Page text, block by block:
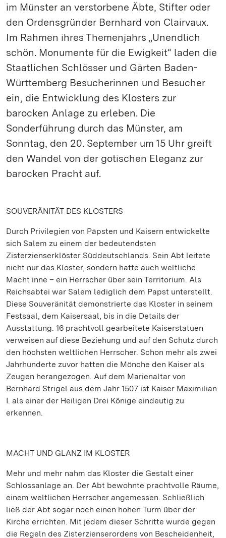
im Münster an verstorbene Äbte, Stifter oder
den Ordensgründer Bernhard von Clairvaux.
Im Rahmen ihres Themenjahrs „Unendlich
schön. Monumente für die Ewigkeit“ laden die
Staatlichen Schlösser und Gärten Baden-
Württemberg Besucherinnen und Besucher
ein, die Entwicklung des Klosters zur
barocken Anlage zu erleben. Die
Sonderführung durch das Münster, am
Sonntag, den 20. September um 15 Uhr greift
den Wandel von der gotischen Eleganz zur
barocken Pracht auf.
SOUVERÄNITÄT DES KLOSTERS
Durch Privilegien von Päpsten und Kaisern entwickelte
sich Salem zu einem der bedeutendsten
Zisterzienserklöster Süddeutschlands. Sein Abt leitete
nicht nur das Kloster, sondern hatte auch weltliche
Macht inne – ein Herrscher über sein Territorium. Als
Reichsabtei war Salem lediglich dem Papst unterstellt.
Diese Souveränität demonstrierte das Kloster in seinem
Festsaal, dem Kaisersaal, bis in die Details der
Ausstattung. 16 prachtvoll gearbeitete Kaiserstatuen
verweisen auf diese Beziehung und auf den Schutz durch
den höchsten weltlichen Herrscher. Schon mehr als zwei
Jahrhunderte zuvor hatten die Mönche den Kaiser als
Zeugen herangezogen. Auf dem Marienaltar von
Bernhard Strigel aus dem Jahr 1507 ist Kaiser Maximilian
I. als einer der Heiligen Drei Könige eindeutig zu
erkennen.
MACHT UND GLANZ IM KLOSTER
Mehr und mehr nahm das Kloster die Gestalt einer
Schlossanlage an. Der Abt bewohnte prachtvolle Räume,
einem weltlichen Herrscher angemessen. Schließlich
ließ der Abt sogar noch einen hohen Turm über der
Kirche errichten. Mit jedem dieser Schritte wurde gegen
die Regeln des Zisterzienserordens von Bescheidenheit,